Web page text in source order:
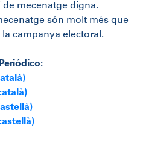
mecenatge digna.
són molt més que
campanya electoral.